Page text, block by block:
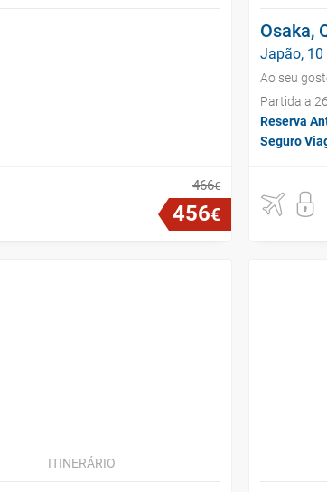
466€
456€
Osaka,
Japão, 10
Ao seu
Partida a
Reserva
Seguro
ITINERÁRIO